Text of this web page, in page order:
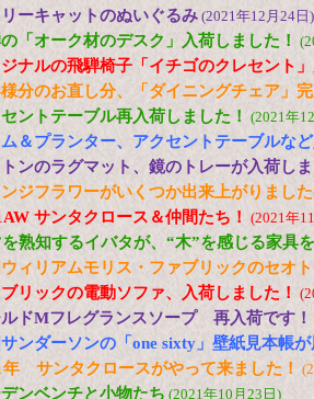
ーキャットのぬいぐるみ (2021年12月24日)
「オーク材のデスク」入荷しました！
ナルの飛騨椅子「イチゴのクレセント
分のお直し分、「ダイニングチェア」
ントテーブル再入荷しました！ (2021年
＆プランター、アクセントテーブルな
ンのラグマット、鏡のトレーが入荷し
ジフラワーがいくつか出来上がりまし
サンタクロース＆仲間たち！ (2021年
熟知するイバタが、“木”を感じる家具
ィリアムモリス・ファブリックのセオ
リックの電動ソファ、入荷しました！
ドMフレグランスソープ 再入荷です！
ンダーソンの「one sixty」壁紙見本帳
年 サンタクロースがやって来ました！
ンベンチと小物たち (2021年10月23日)